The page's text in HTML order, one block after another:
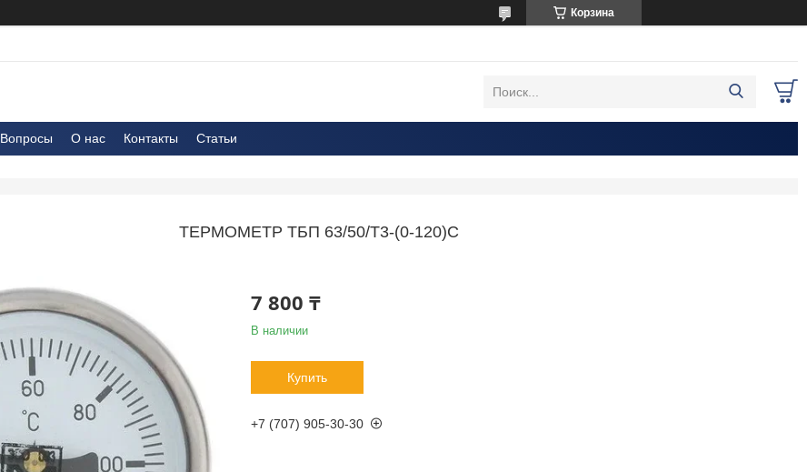
Корзина
Вопросы О нас Контакты Статьи
ТЕРМОМЕТР ТБП 63/50/Т3-(0-120)С
7 800 ₸
В наличии
Купить
+7 (707) 905-30-30